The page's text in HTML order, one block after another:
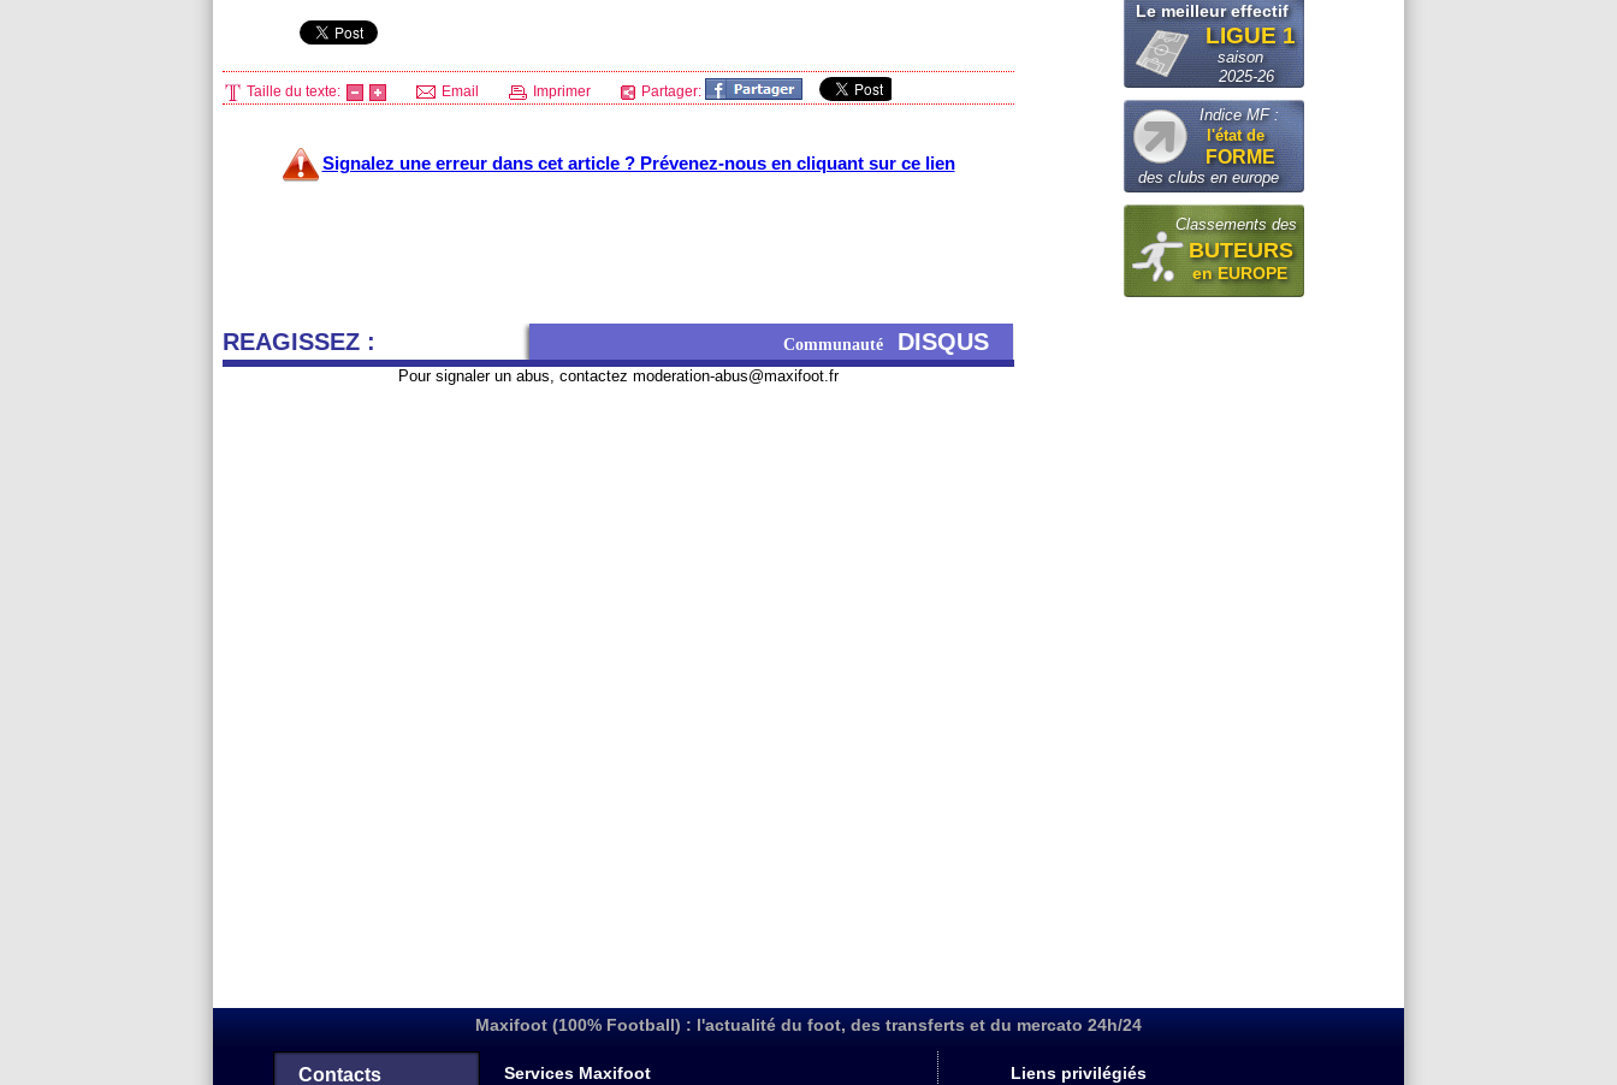
Taille du texte: Email Imprimer Partager:
Signalez une erreur dans cet article ? Prévenez-nous en cliquant sur ce lien
REAGISSEZ : Communauté DISQUS
Pour signaler un abus, contactez moderation-abus@maxifoot.fr
Le meilleur effectif
LIGUE 1
saison
2025-26
Indice MF :
l'état de
FORME
des clubs en europe
Classements des
BUTEURS
en EUROPE
Maxifoot (100% Football) : l'actualité du foot, des transferts et du mercato 24h/24
Contacts Services Maxifoot Liens privilégiés